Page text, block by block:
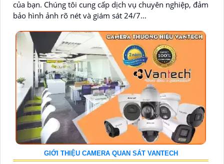
của bạn. Chúng tôi cung cấp dịch vụ chuyên nghiệp, đảm
bảo hình ảnh rõ nét và giám sát 24/7...
GIỚI THIỆU CAMERA QUAN SÁT VANTECH